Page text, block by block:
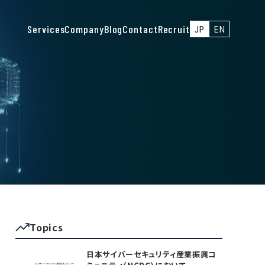
ServicesCompanyBlogContactRecruit JP EN
Topics
日本サイバーセキュリティ産業振興コ